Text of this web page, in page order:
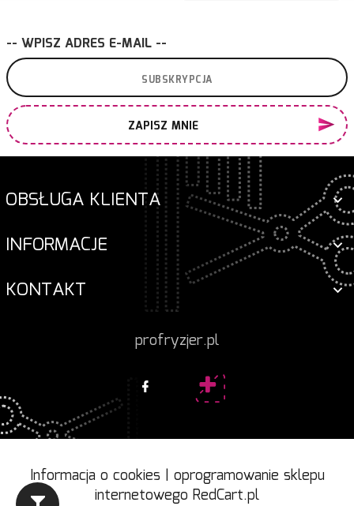
-- WPISZ ADRES E-MAIL --
ZAPISZ MNIE
OBSŁUGA KLIENTA
INFORMACJE
KONTAKT
profryzjer.pl
Informacja o cookies | oprogramowanie sklepu
internetowego RedCart.pl